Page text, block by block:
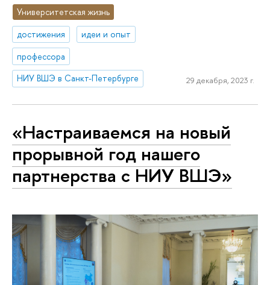
Университетская жизнь
достижения
идеи и опыт
профессора
НИУ ВШЭ в Санкт-Петербурге
29 декабря, 2023 г.
«Настраиваемся на новый
прорывной год нашего
партнерства с НИУ ВШЭ»